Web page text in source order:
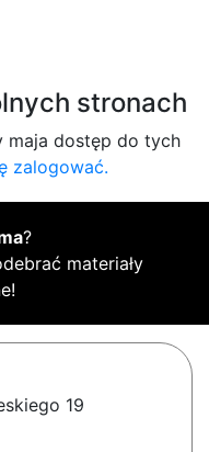
stronach
maja dostęp do tych
zalogować.
?
materiały
19